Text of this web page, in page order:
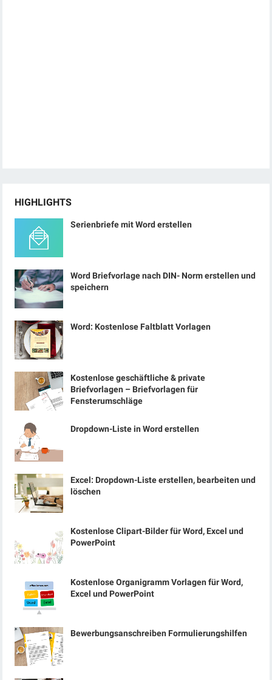
HIGHLIGHTS
Serienbriefe mit Word erstellen
Word Briefvorlage nach DIN- Norm erstellen und
speichern
Word: Kostenlose Faltblatt Vorlagen
Kostenlose geschäftliche & private
Briefvorlagen – Briefvorlagen für
Fensterumschläge
Dropdown-Liste in Word erstellen
Excel: Dropdown-Liste erstellen, bearbeiten und
löschen
Kostenlose Clipart-Bilder für Word, Excel und
PowerPoint
Kostenlose Organigramm Vorlagen für Word,
Excel und PowerPoint
Bewerbungsanschreiben Formulierungshilfen